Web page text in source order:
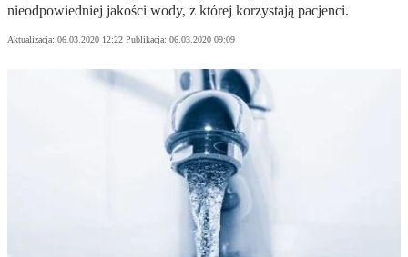
nieodpowiedniej jakości wody, z której korzystają pacjenci.
Aktualizacja: 06.03.2020 12:22 Publikacja: 06.03.2020 09:09